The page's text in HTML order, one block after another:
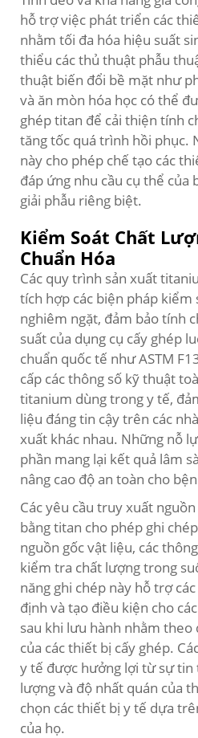
hỗ trợ việc phát triển các
nhằm tối đa hóa hiệu suất
thiểu các thủ thuật phẫu
thuật biến đổi bề mặt như
và ăn mòn hóa học có thể
ghép titan để cải thiện tính
tăng tốc quá trình hồi phục.
này cho phép chế tạo các
đáp ứng nhu cầu cụ thể của
giải phẫu riêng biệt.
Kiểm Soát Chất
Chuẩn Hóa
Các quy trình sản xuất
tích hợp các biện pháp kiểm
nghiêm ngặt, đảm bảo tính
suất của dụng cụ cấy ghép
chuẩn quốc tế như ASTM
cấp các thông số kỹ thuật
titanium dùng trong y tế,
liệu đáng tin cậy trên các
xuất khác nhau. Những nỗ
phần mang lại kết quả lâm
nâng cao độ an toàn cho
Các yêu cầu truy xuất
bằng titan cho phép ghi
nguồn gốc vật liệu, các
kiểm tra chất lượng trong
năng ghi chép này hỗ trợ
định và tạo điều kiện cho
sau khi lưu hành nhằm theo
của các thiết bị cấy ghép.
y tế được hưởng lợi từ sự tin
lượng và độ nhất quán của
chọn các thiết bị y tế dựa
của họ.